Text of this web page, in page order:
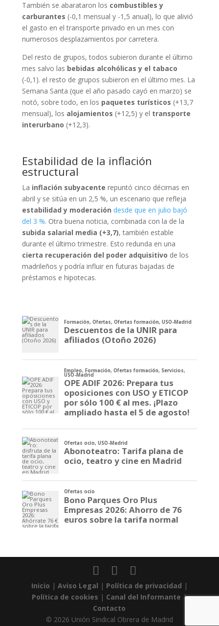
También se abarataron los combustibles y
carburantes (-0,1 mensual y -1,5 anual), lo que alivió
el gasto en el transporte privado en un mes con
numerosos desplazamientos por carretera.
Del resto de grupos, todos subieron durante el último
mes salvo las bebidas alcohólicas y el tabaco
(-0,1). el resto de grupos subieron en el último mes. La
Semana Santa (que el año pasado cayó en marzo) se
notó, sobre todo, en los paquetes turísticos (+13,7
mensual), los alojamientos (+12,5) y el transporte
interurbano (+12,3).
Estabilidad de la inflación
estructural
La inflación subyacente repuntó cinco décimas en
abril y se sitúa en un 2,5 %, un escenario que refleja
estabilidad y moderación desde que en julio bajó
del 3 %. Otra buena noticia, combinada con la de la
subida salarial media (+3,7), también estable
durante el último trimestre. Esto redunda en una
cierta recuperación del poder adquisitivo de los
madrileños y podría influir en futuras bajadas de
préstamos e hipotecas.
Inicio | Aviso Legal | Política de privacidad |
Política de cookies | Canal del Informante |
Contacto
© 2026 Unión Sindical Obrera de Madrid